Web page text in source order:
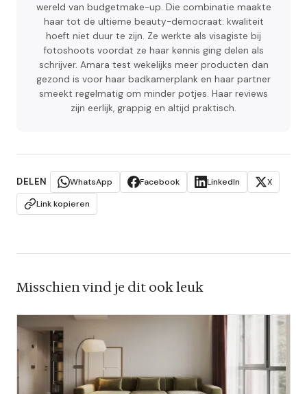
wereld van budgetmake-up. Die combinatie maakte
haar tot de ultieme beauty-democraat: kwaliteit
hoeft niet duur te zijn. Ze werkte als visagiste bij
fotoshoots voordat ze haar kennis ging delen als
schrijver. Amara test wekelijks meer producten dan
gezond is voor haar badkamerplank en haar partner
smeekt regelmatig om minder potjes. Haar reviews
zijn eerlijk, grappig en altijd praktisch.
DELEN WhatsApp Facebook LinkedIn
X
Link kopieren
Misschien vind je dit ook leuk